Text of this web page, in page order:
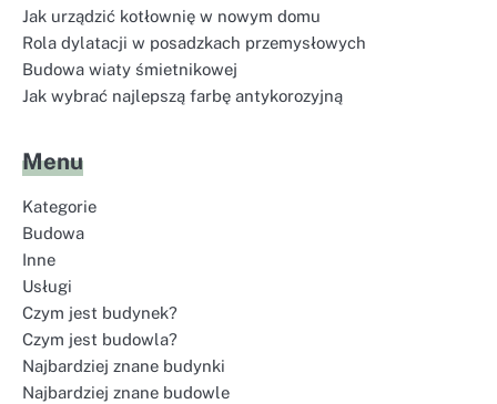
Jak urządzić kotłownię w nowym domu
Rola dylatacji w posadzkach przemysłowych
Budowa wiaty śmietnikowej
Jak wybrać najlepszą farbę antykorozyjną
Menu
Kategorie
Budowa
Inne
Usługi
Czym jest budynek?
Czym jest budowla?
Najbardziej znane budynki
Najbardziej znane budowle